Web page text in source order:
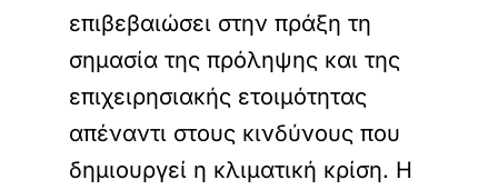
επιβεβαιώσει στην πράξη τη
σημασία της πρόληψης και της
επιχειρησιακής ετοιμότητας
απέναντι στους κινδύνους που
δημιουργεί η κλιματική κρίση. Η